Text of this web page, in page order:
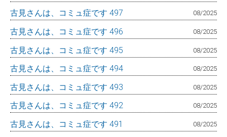
古見さんは、コミュ症です 497 08/2025
古見さんは、コミュ症です 496 08/2025
古見さんは、コミュ症です 495 08/2025
古見さんは、コミュ症です 494 08/2025
古見さんは、コミュ症です 493 08/2025
古見さんは、コミュ症です 492 08/2025
古見さんは、コミュ症です 491 08/2025